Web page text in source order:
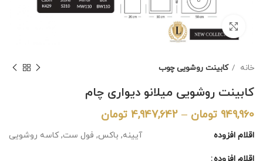
برای بزرگنمایی کلیک کنید
خانه کابینت روشویی چوب
کابینت روشویی میلانو دیواری چام
949,960 تومان –
4,947,642 تومان
اقلام افزوده آیینه, باکس, فول ست, کاسه روشویی
اقلام افزوده